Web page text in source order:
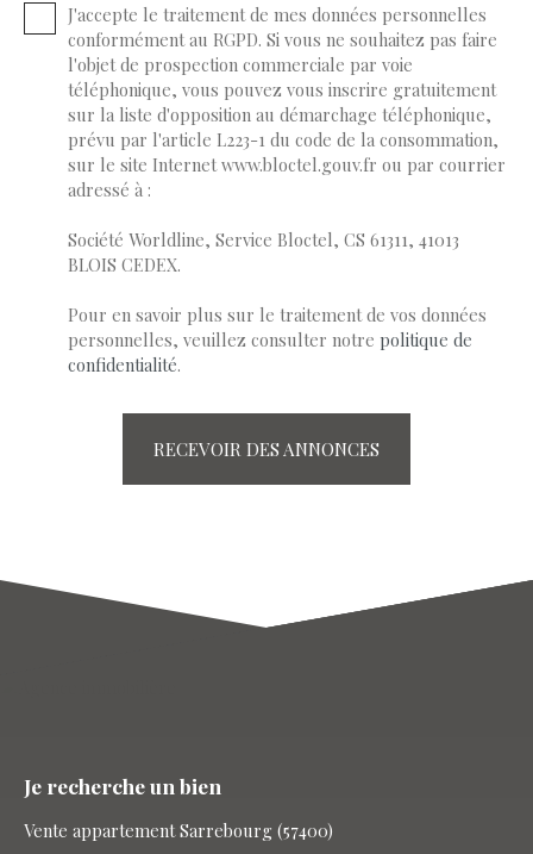
J'accepte le traitement de mes données personnelles
conformément au RGPD. Si vous ne souhaitez pas faire
l'objet de prospection commerciale par voie
téléphonique, vous pouvez vous inscrire gratuitement
sur la liste d'opposition au démarchage téléphonique,
prévu par l'article L223-1 du code de la consommation,
sur le site Internet www.bloctel.gouv.fr ou par courrier
adressé à :
Société Worldline, Service Bloctel, CS 61311, 41013
BLOIS CEDEX.
Pour en savoir plus sur le traitement de vos données
personnelles, veuillez consulter notre politique de
confidentialité.
RECEVOIR DES ANNONCES
Je recherche un bien
Vente appartement Sarrebourg (57400)